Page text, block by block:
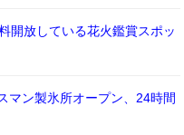
開放している花火鑑賞スポッ
マン製氷所オープン、24時間